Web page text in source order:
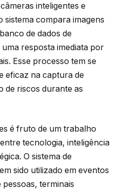
inteligentes e
sistema compara imagens
de dados de
resposta imediata por
Esse processo tem se
eficaz na captura de
de riscos durante as
é fruto de um trabalho
tecnologia, inteligência
O sistema de
sido utilizado em eventos
terminais